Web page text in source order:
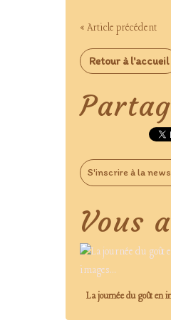
« Article précédent
Retour à l'accueil
S'inscrire à la
Vous
La journée du goût en